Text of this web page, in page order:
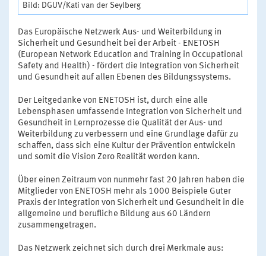
Bild: DGUV/Kati van der Seylberg
Das Europäische Netzwerk Aus- und Weiterbildung in
Sicherheit und Gesundheit bei der Arbeit - ENETOSH
(European Network Education and Training in Occupational
Safety and Health) - fördert die Integration von Sicherheit
und Gesundheit auf allen Ebenen des Bildungssystems.
Der Leitgedanke von ENETOSH ist, durch eine alle
Lebensphasen umfassende Integration von Sicherheit und
Gesundheit in Lernprozesse die Qualität der Aus- und
Weiterbildung zu verbessern und eine Grundlage dafür zu
schaffen, dass sich eine Kultur der Prävention entwickeln
und somit die Vision Zero Realität werden kann.
Über einen Zeitraum von nunmehr fast 20 Jahren haben die
Mitglieder von ENETOSH mehr als 1000 Beispiele Guter
Praxis der Integration von Sicherheit und Gesundheit in die
allgemeine und berufliche Bildung aus 60 Ländern
zusammengetragen.
Das Netzwerk zeichnet sich durch drei Merkmale aus: